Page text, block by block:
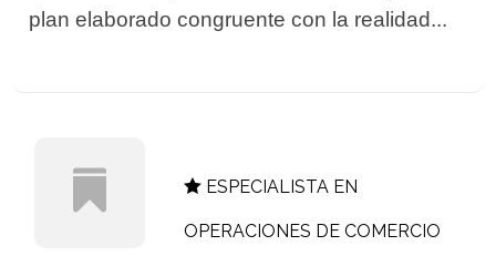
plan elaborado congruente con la realidad...
ESPECIALISTA EN
OPERACIONES DE COMERCIO